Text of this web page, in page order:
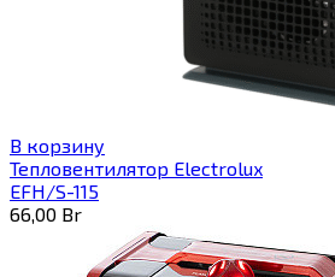
В корзину
Тепловентилятор Electrolux
EFH/S-115
66,00 Br